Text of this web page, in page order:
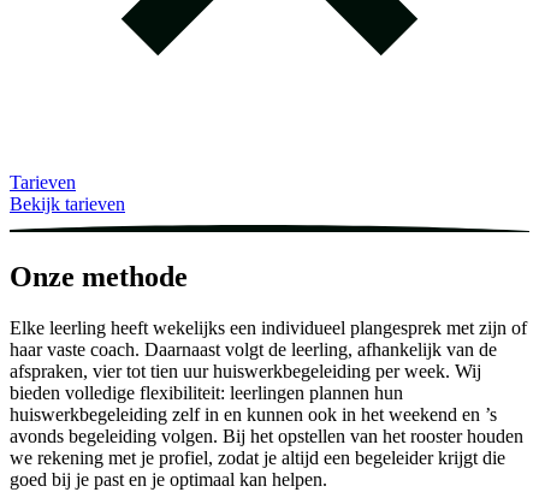
Tarieven
Bekijk tarieven
Onze methode
Elke leerling heeft wekelijks een individueel plangesprek met zijn of
haar vaste coach. Daarnaast volgt de leerling, afhankelijk van de
afspraken, vier tot tien uur huiswerkbegeleiding per week. Wij
bieden volledige flexibiliteit: leerlingen plannen hun
huiswerkbegeleiding zelf in en kunnen ook in het weekend en ’s
avonds begeleiding volgen. Bij het opstellen van het rooster houden
we rekening met je profiel, zodat je altijd een begeleider krijgt die
goed bij je past en je optimaal kan helpen.